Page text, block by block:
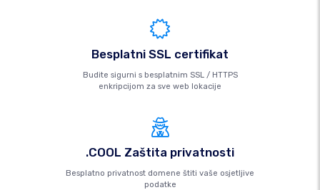
Besplatni SSL certifikat
Budite sigurni s besplatnim SSL / HTTPS
enkripcijom za sve web lokacije
.COOL Zaštita privatnosti
Besplatno privatnost domene štiti vaše osjetljive
podatke